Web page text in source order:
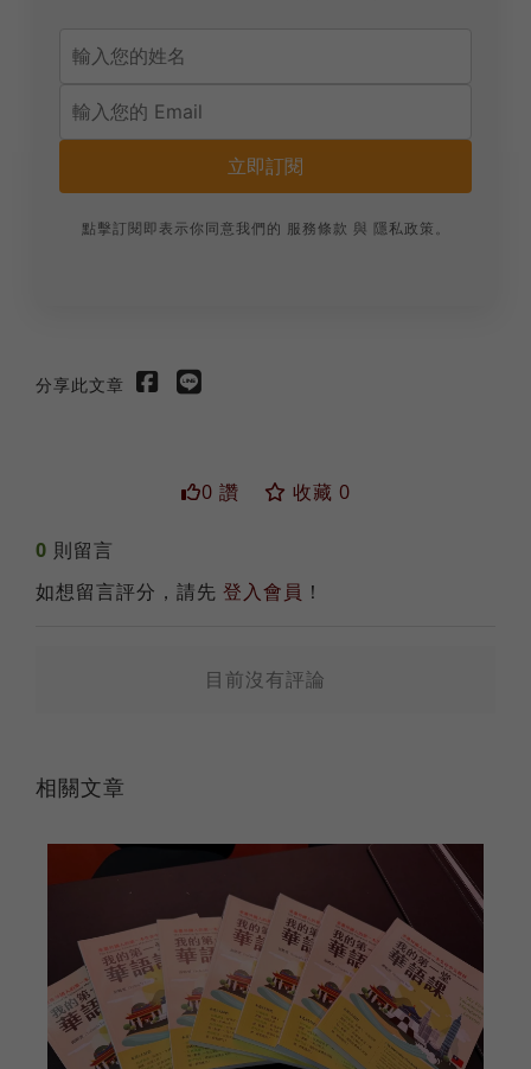
立即訂閱
點擊訂閱即表示你同意我們的 服務條款 與 隱私政策 。
分享此文章
0 讚 收藏 0
0 則留言
如想留言評分，請先 登入會員 ！
目前沒有評論
相關文章